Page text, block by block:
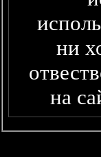
ни
на